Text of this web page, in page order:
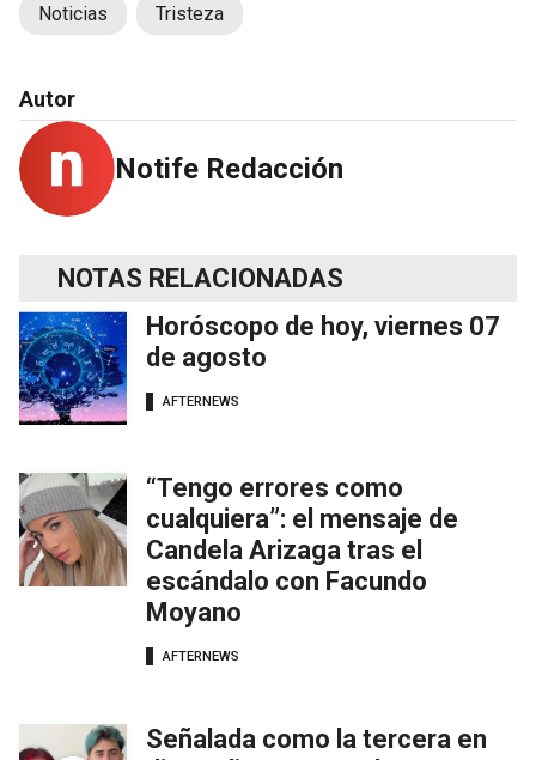
Noticias Tristeza
Autor
Notife Redacción
NOTAS RELACIONADAS
Horóscopo de hoy, viernes 07
de agosto
AFTERNEWS
“Tengo errores como
cualquiera”: el mensaje de
Candela Arizaga tras el
escándalo con Facundo
Moyano
AFTERNEWS
Señalada como la tercera en